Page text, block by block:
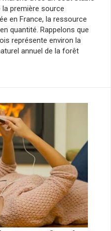
la première source
en France, la ressource
quantité. Rappelons que
représente environ la
annuel de la forêt